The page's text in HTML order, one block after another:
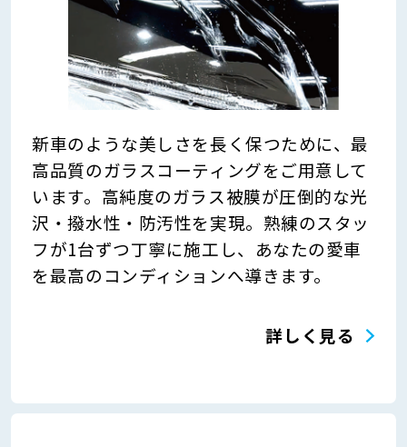
新車のような美しさを長く保つために、最
高品質のガラスコーティングをご用意して
います。高純度のガラス被膜が圧倒的な光
沢・撥水性・防汚性を実現。熟練のスタッ
フが1台ずつ丁寧に施工し、あなたの愛車
を最高のコンディションへ導きます。
詳しく見る